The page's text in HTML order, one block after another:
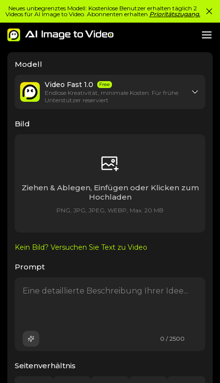
Neues unbegrenztes Modell: Kostenlose Benutzer erhalten täglich 2
Videos für AI Image to Video. Abonnenten erhalten Prioritätszugang.
Modell
Video Fast 1.0 Free
Endlose Kreativität, minimale Kosten. Für frühe
Unterstützer reserviert
Bild
Ziehen & Ablegen, Einfügen oder Klicken zum
Hochladen
PNG, JPG, JPEG, WEBP, Max. 20 MB
Kein Bild? Versuchen Sie Text zu Video
Prompt
0 / 2500
Seitenverhältnis